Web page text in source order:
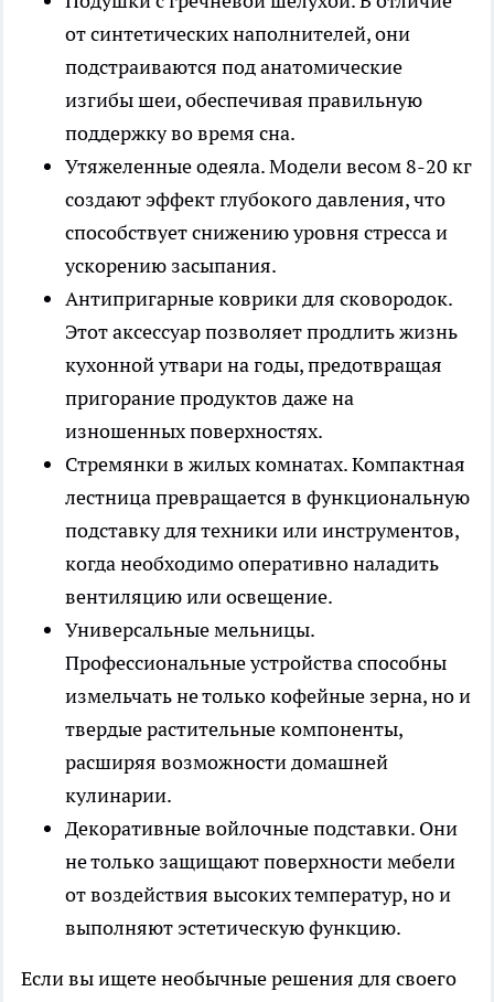
от синтетических наполнителей, они
подстраиваются под анатомические
изгибы шеи, обеспечивая правильную
поддержку во время сна.
Утяжеленные одеяла. Модели весом 8-20 кг
создают эффект глубокого давления, что
способствует снижению уровня стресса и
ускорению засыпания.
Антипригарные коврики для сковородок.
Этот аксессуар позволяет продлить жизнь
кухонной утвари на годы, предотвращая
пригорание продуктов даже на
изношенных поверхностях.
Стремянки в жилых комнатах. Компактная
лестница превращается в функциональную
подставку для техники или инструментов,
когда необходимо оперативно наладить
вентиляцию или освещение.
Универсальные мельницы.
Профессиональные устройства способны
измельчать не только кофейные зерна, но и
твердые растительные компоненты,
расширяя возможности домашней
кулинарии.
Декоративные войлочные подставки. Они
не только защищают поверхности мебели
от воздействия высоких температур, но и
выполняют эстетическую функцию.
Если вы ищете необычные решения для своего